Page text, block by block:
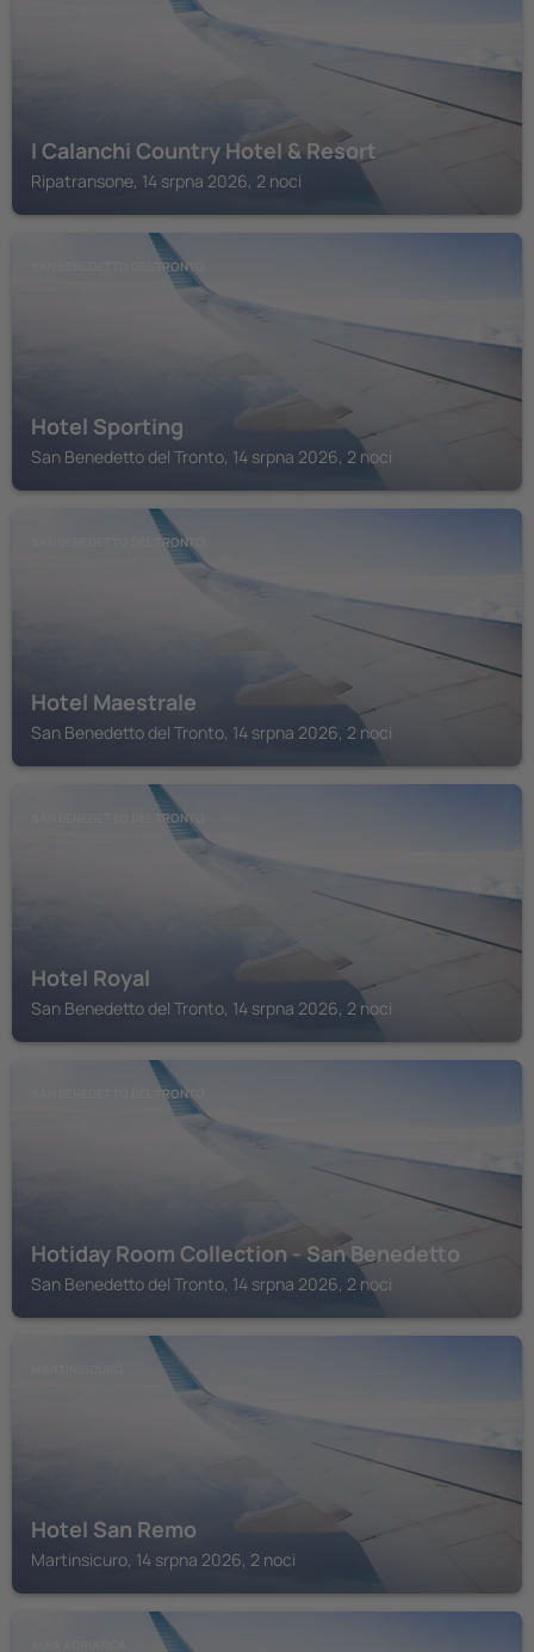
I Calanchi Country Hotel & Resort
Ripatransone, 14 srpna 2026, 2 noci
SAN BENEDETTO DEL TRONTO
Hotel Sporting
San Benedetto del Tronto, 14 srpna 2026, 2 noci
SAN BENEDETTO DEL TRONTO
Hotel Maestrale
San Benedetto del Tronto, 14 srpna 2026, 2 noci
SAN BENEDETTO DEL TRONTO
Hotel Royal
San Benedetto del Tronto, 14 srpna 2026, 2 noci
SAN BENEDETTO DEL TRONTO
Hotiday Room Collection - San Benedetto
San Benedetto del Tronto, 14 srpna 2026, 2 noci
Hotel San Remo
Martinsicuro, 14 srpna 2026, 2 noci